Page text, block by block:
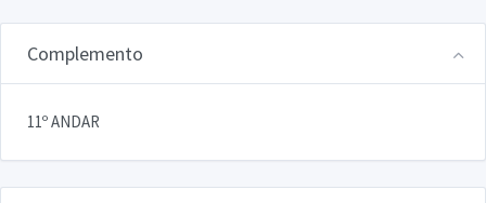
Complemento
11º ANDAR